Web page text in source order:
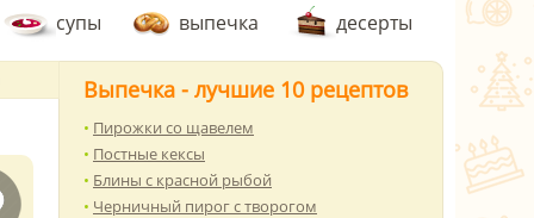
супы выпечка десерты
Выпечка - лучшие 10 рецептов
Пирожки со щавелем
Постные кексы
Блины с красной рыбой
Черничный пирог с творогом